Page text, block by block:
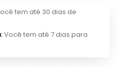
tem até 30 dias de
Você tem até 7 dias para